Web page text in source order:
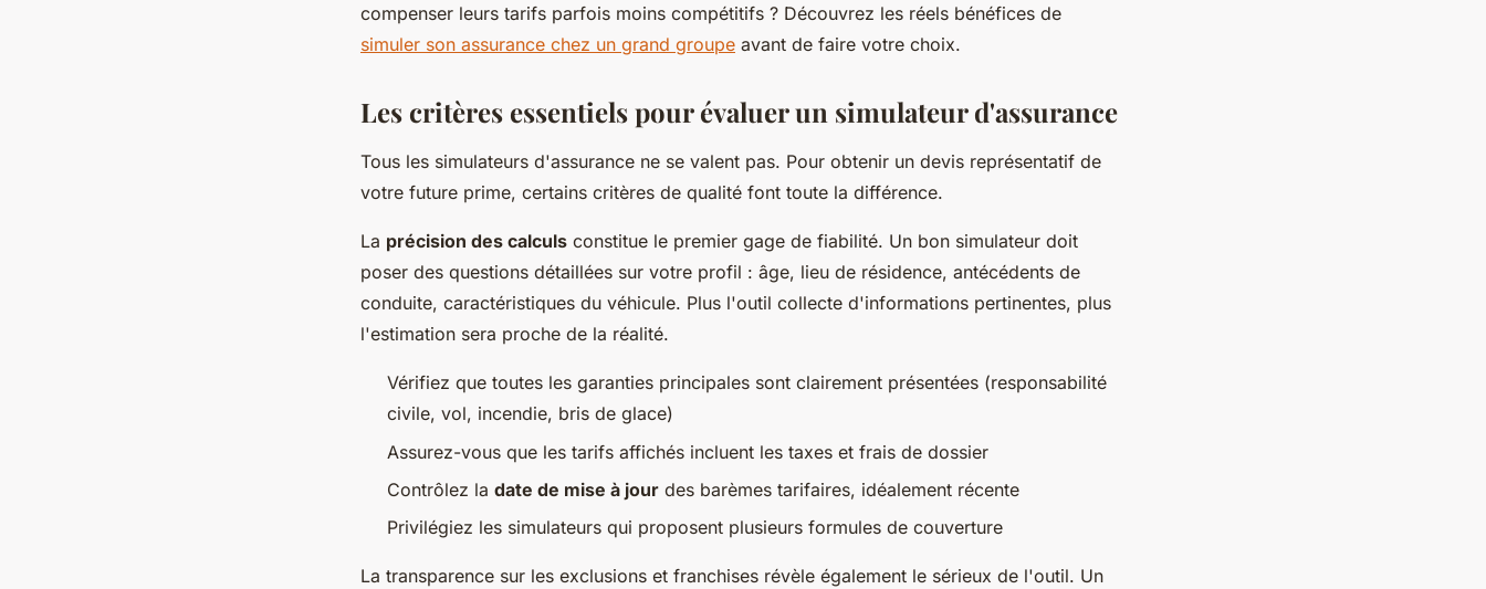
compenser leurs tarifs parfois moins compétitifs ? Découvrez les réels bénéfices de
simuler son assurance chez un grand groupe avant de faire votre choix.
Les critères essentiels pour évaluer un simulateur d'assurance
Tous les simulateurs d'assurance ne se valent pas. Pour obtenir un devis représentatif de
votre future prime, certains critères de qualité font toute la différence.
La précision des calculs constitue le premier gage de fiabilité. Un bon simulateur doit
poser des questions détaillées sur votre profil : âge, lieu de résidence, antécédents de
conduite, caractéristiques du véhicule. Plus l'outil collecte d'informations pertinentes, plus
l'estimation sera proche de la réalité.
Vérifiez que toutes les garanties principales sont clairement présentées (responsabilité
civile, vol, incendie, bris de glace)
Assurez-vous que les tarifs affichés incluent les taxes et frais de dossier
Contrôlez la date de mise à jour des barèmes tarifaires, idéalement récente
Privilégiez les simulateurs qui proposent plusieurs formules de couverture
La transparence sur les exclusions et franchises révèle également le sérieux de l'outil. Un